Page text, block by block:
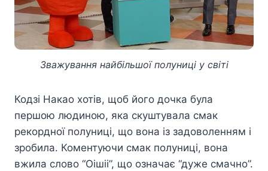
Зважування найбільшої полуниці у світі
Кодзі Накао хотів, щоб його дочка була
першою людиною, яка скуштувала смак
рекордної полуниці, що вона із задоволенням і
зробила. Коментуючи смак полуниці, вона
вжила слово “Оішіі”, що означає “дуже смачно”.